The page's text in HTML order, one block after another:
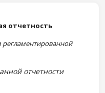
отчетность
отчетности